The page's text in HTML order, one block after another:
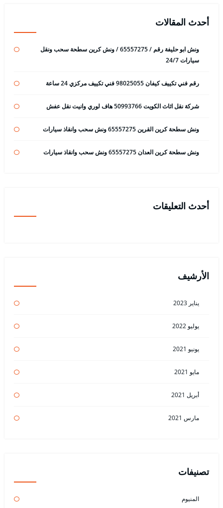
أحدث المقالات
ونش ابو حليفة رقم / 65557275 / ونش كرين سطحة سحب ونقل
سيارات 24/7
رقم فني تكييف كيفان 98025055 فني تكييف مركزي 24 ساعة
شركة نقل اثاث الكويت 50993766 هاف لوري وانيت نقل عفش
ونش سطحة كرين القرين 65557275 ونش سحب وانقاذ سيارات
ونش سطحة كرين العدان 65557275 ونش سحب وانقاذ سيارات
أحدث التعليقات
الأرشيف
يناير 2023
يوليو 2022
يونيو 2021
مايو 2021
أبريل 2021
مارس 2021
تصنيفات
المنيوم